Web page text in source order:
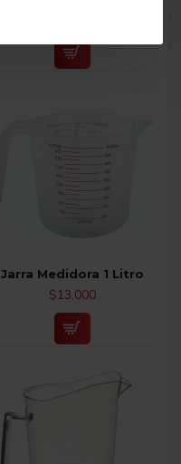
Jarra Medidora 1 Litro
$13,000